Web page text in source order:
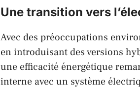
Une transition vers
Avec des préoccupations
en introduisant des versions
une efficacité énergétique
interne avec un système